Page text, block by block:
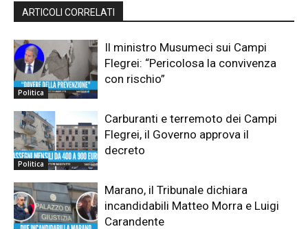
ARTICOLI CORRELATI
Politica
Il ministro Musumeci sui Campi
Flegrei: “Pericolosa la convivenza
con rischio”
Politica
Carburanti e terremoto dei Campi
Flegrei, il Governo approva il
decreto
Marano, il Tribunale dichiara
incandidabili Matteo Morra e Luigi
Carandente